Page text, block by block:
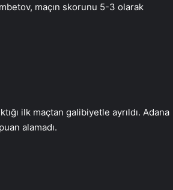
maçın skorunu 5-3 olarak
ilk maçtan galibiyetle ayrıldı. Adana
alamadı.